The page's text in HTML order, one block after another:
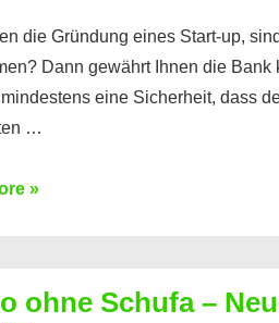
die Gründung eines Start-up,
Dann gewährt Ihnen die
eine Sicherheit, dass
…
»
ohne Schufa –